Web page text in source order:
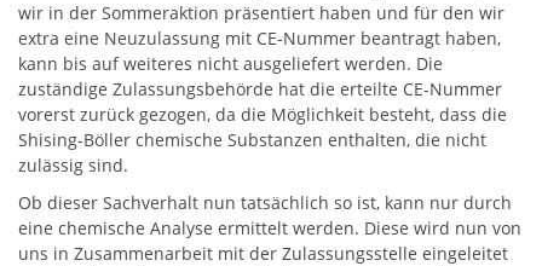
wir in der Sommeraktion präsentiert haben und für den wir
extra eine Neuzulassung mit CE-Nummer beantragt haben,
kann bis auf weiteres nicht ausgeliefert werden. Die
zuständige Zulassungsbehörde hat die erteilte CE-Nummer
vorerst zurück gezogen, da die Möglichkeit besteht, dass die
Shising-Böller chemische Substanzen enthalten, die nicht
zulässig sind.
Ob dieser Sachverhalt nun tatsächlich so ist, kann nur durch
eine chemische Analyse ermittelt werden. Diese wird nun von
uns in Zusammenarbeit mit der Zulassungsstelle eingeleitet